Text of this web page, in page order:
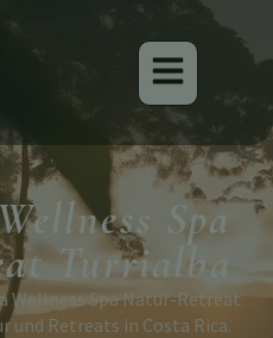
Spa
Turrialba
Wellness Spa Natur-Retreat
und Retreats in Costa Rica.